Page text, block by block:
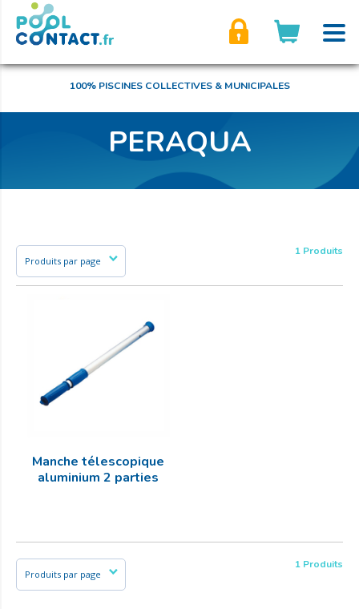
100% PISCINES COLLECTIVES & MUNICIPALES
PERAQUA
1 Produits
Manche télescopique
aluminium 2 parties
1 Produits